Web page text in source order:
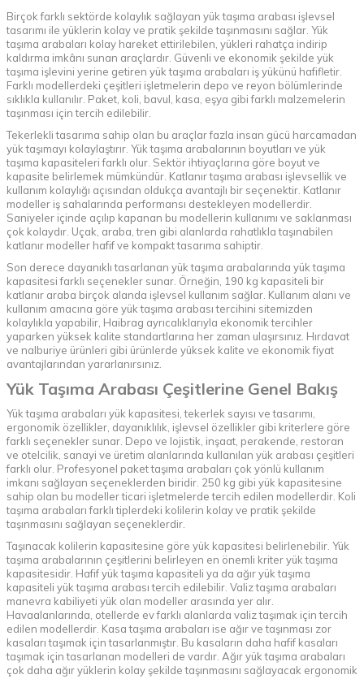
Birçok farklı sektörde kolaylık sağlayan yük taşıma arabası işlevsel
tasarımı ile yüklerin kolay ve pratik şekilde taşınmasını sağlar. Yük
taşıma arabaları kolay hareket ettirilebilen, yükleri rahatça indirip
kaldırma imkânı sunan araçlardır. Güvenli ve ekonomik şekilde yük
taşıma işlevini yerine getiren yük taşıma arabaları iş yükünü hafifletir.
Farklı modellerdeki çeşitleri işletmelerin depo ve reyon bölümlerinde
sıklıkla kullanılır. Paket, koli, bavul, kasa, eşya gibi farklı malzemelerin
taşınması için tercih edilebilir.
Tekerlekli tasarıma sahip olan bu araçlar fazla insan gücü harcamadan
yük taşımayı kolaylaştırır. Yük taşıma arabalarının boyutları ve yük
taşıma kapasiteleri farklı olur. Sektör ihtiyaçlarına göre boyut ve
kapasite belirlemek mümkündür. Katlanır taşıma arabası işlevsellik ve
kullanım kolaylığı açısından oldukça avantajlı bir seçenektir. Katlanır
modeller iş sahalarında performansı destekleyen modellerdir.
Saniyeler içinde açılıp kapanan bu modellerin kullanımı ve saklanması
çok kolaydır. Uçak, araba, tren gibi alanlarda rahatlıkla taşınabilen
katlanır modeller hafif ve kompakt tasarıma sahiptir.
Son derece dayanıklı tasarlanan yük taşıma arabalarında yük taşıma
kapasitesi farklı seçenekler sunar. Örneğin, 190 kg kapasiteli bir
katlanır araba birçok alanda işlevsel kullanım sağlar. Kullanım alanı ve
kullanım amacına göre yük taşıma arabası tercihini sitemizden
kolaylıkla yapabilir, Haibrag ayrıcalıklarıyla ekonomik tercihler
yaparken yüksek kalite standartlarına her zaman ulaşırsınız. Hırdavat
ve nalburiye ürünleri gibi ürünlerde yüksek kalite ve ekonomik fiyat
avantajlarından yararlanırsınız.
Yük Taşıma Arabası Çeşitlerine Genel Bakış
Yük taşıma arabaları yük kapasitesi, tekerlek sayısı ve tasarımı,
ergonomik özellikler, dayanıklılık, işlevsel özellikler gibi kriterlere göre
farklı seçenekler sunar. Depo ve lojistik, inşaat, perakende, restoran
ve otelcilik, sanayi ve üretim alanlarında kullanılan yük arabası çeşitleri
farklı olur. Profesyonel paket taşıma arabaları çok yönlü kullanım
imkanı sağlayan seçeneklerden biridir. 250 kg gibi yük kapasitesine
sahip olan bu modeller ticari işletmelerde tercih edilen modellerdir. Koli
taşıma arabaları farklı tiplerdeki kolilerin kolay ve pratik şekilde
taşınmasını sağlayan seçeneklerdir.
Taşınacak kolilerin kapasitesine göre yük kapasitesi belirlenebilir. Yük
taşıma arabalarının çeşitlerini belirleyen en önemli kriter yük taşıma
kapasitesidir. Hafif yük taşıma kapasiteli ya da ağır yük taşıma
kapasiteli yük taşıma arabası tercih edilebilir. Valiz taşıma arabaları
manevra kabiliyeti yük olan modeller arasında yer alır.
Havaalanlarında, otellerde ev farklı alanlarda valiz taşımak için tercih
edilen modellerdir. Kasa taşıma arabaları ise ağır ve taşınması zor
kasaları taşımak için tasarlanmıştır. Bu kasaların daha hafif kasaları
taşımak için tasarlanan modelleri de vardır. Ağır yük taşıma arabaları
çok daha ağır yüklerin kolay şekilde taşınmasını sağlayacak ergonomik